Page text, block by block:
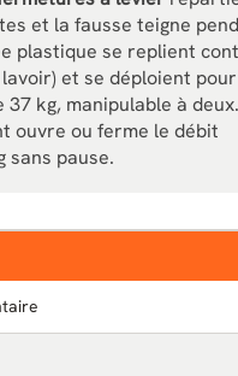
et la fausse teigne
plastique se replient
et se déploient pour
kg, manipulable à deux.
ouvre ou ferme le débit
sans pause.